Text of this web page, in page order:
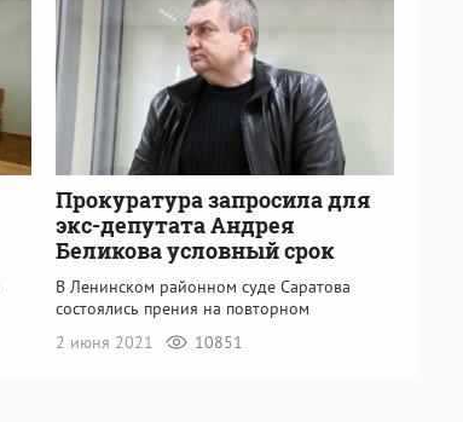
Прокуратура запросила для
экс-депутата Андрея
Беликова условный срок
В Ленинском районном суде Саратова
состоялись прения на повторном
2 июня 2021
10851